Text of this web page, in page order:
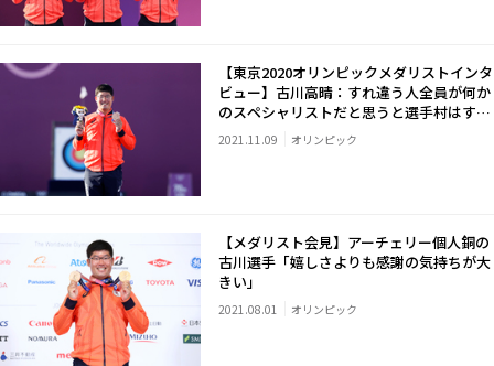
【東京2020オリンピックメダリストインタ
ビュー】古川高晴：すれ違う人全員が何か
のスペシャリストだと思うと選手村はすご
い空間
2021.11.09 オリンピック
【メダリスト会見】アーチェリー個人銅の
古川選手「嬉しさよりも感謝の気持ちが大
きい」
2021.08.01 オリンピック